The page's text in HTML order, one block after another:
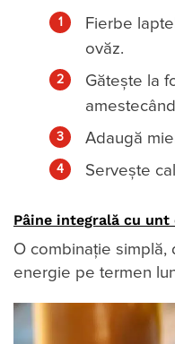
Fierbe
ovăz.
Gătește la
Adaugă
Servește
Pâine integrală cu unt
O combinație simplă,
energie pe termen